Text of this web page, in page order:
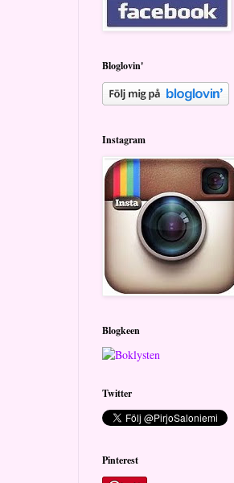
Bloglovin'
Instagram
Blogkeen
Twitter
Pinterest